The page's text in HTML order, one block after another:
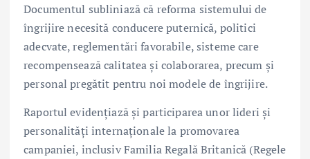
Documentul subliniază că reforma sistemului de
îngrijire necesită conducere puternică, politici
adecvate, reglementări favorabile, sisteme care
recompensează calitatea și colaborarea, precum și
personal pregătit pentru noi modele de îngrijire.
Raportul evidențiază și participarea unor lideri și
personalități internaționale la promovarea
campaniei, inclusiv Familia Regală Britanică (Regele